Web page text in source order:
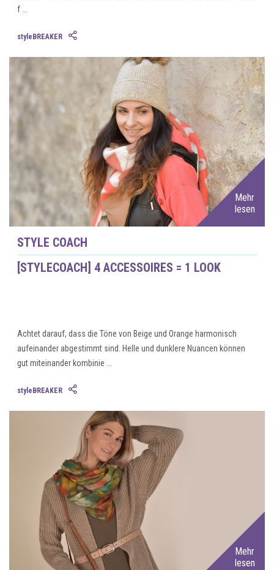
f ...
styleBREAKER
Mehr
lesen
STYLE COACH
[STYLECOACH] 4 ACCESSOIRES = 1 LOOK
Achtet darauf, dass die Töne von Beige und Orange harmonisch
aufeinander abgestimmt sind. Helle und dunklere Nuancen können
gut miteinander kombinie ...
styleBREAKER
Mehr
lesen